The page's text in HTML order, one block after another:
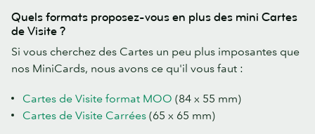
Quels formats proposez-vous en plus des mini Cartes
de Visite ?
Si vous cherchez des Cartes un peu plus imposantes que
nos MiniCards, nous avons ce qu'il vous faut :
Cartes de Visite format MOO (84 x 55 mm)
Cartes de Visite Carrées (65 x 65 mm)